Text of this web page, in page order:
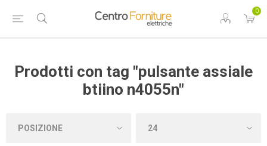
0
Prodotti con tag "pulsante assiale
btiino n4055n"